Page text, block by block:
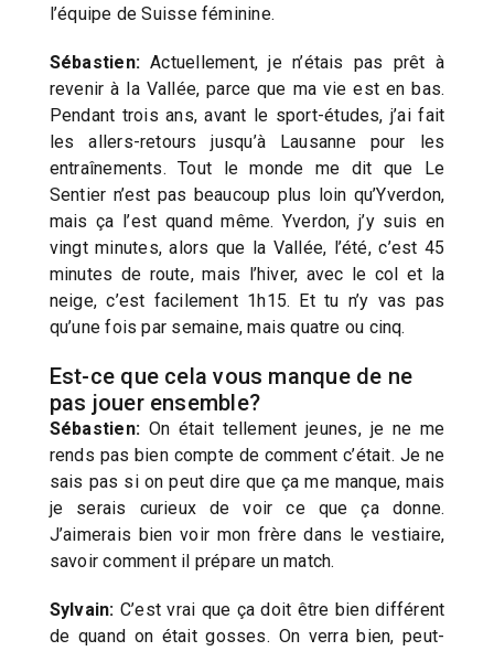
l’équipe de Suisse féminine.
Sébastien: Actuellement, je n’étais pas prêt à
revenir à la Vallée, parce que ma vie est en bas.
Pendant trois ans, avant le sport-études, j’ai fait
les allers-retours jusqu’à Lausanne pour les
entraînements. Tout le monde me dit que Le
Sentier n’est pas beaucoup plus loin qu’Yverdon,
mais ça l’est quand même. Yverdon, j’y suis en
vingt minutes, alors que la Vallée, l’été, c’est 45
minutes de route, mais l’hiver, avec le col et la
neige, c’est facilement 1h15. Et tu n’y vas pas
qu’une fois par semaine, mais quatre ou cinq.
Est-ce que cela vous manque de ne
pas jouer ensemble?
Sébastien: On était tellement jeunes, je ne me
rends pas bien compte de comment c’était. Je ne
sais pas si on peut dire que ça me manque, mais
je serais curieux de voir ce que ça donne.
J’aimerais bien voir mon frère dans le vestiaire,
savoir comment il prépare un match.
Sylvain: C’est vrai que ça doit être bien différent
de quand on était gosses. On verra bien, peut-